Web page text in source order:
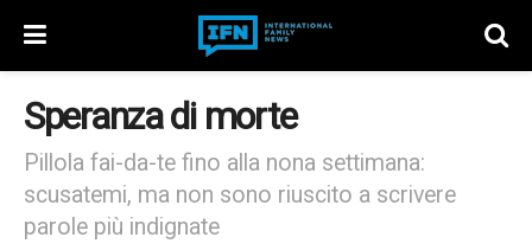
Speranza di morte
Pillola fai-da-te fino alla nona settimana:
scusatemi, ma non sono riuscito a scrivere
parole più indignate